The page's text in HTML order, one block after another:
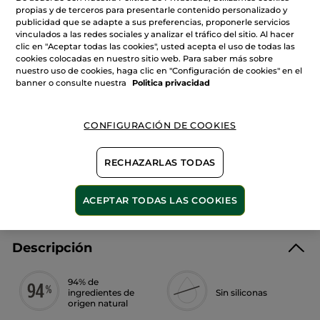
Champú
en
Crema
Ultranutritivo
AÑADIR A MI CESTA
Las promociones o ventajas Yves Rocher son
calculadas en comparación con los Precios tarifa
recomendados (P.T.R.)
VER P.T.R 2026
Descripción
94% de
ingredientes de
origen natural
Sin siliconas
propias y de terceros para presentarle contenido personalizado y
publicidad que se adapte a sus preferencias, proponerle servicios
vinculados a las redes sociales y analizar el tráfico del sitio. Al hacer
clic en "Aceptar todas las cookies", usted acepta el uso de todas las
cookies colocadas en nuestro sitio web. Para saber más sobre
nuestro uso de cookies, haga clic en "Configuración de cookies" en el
banner o consulte nuestra
Politica privacidad
CONFIGURACIÓN DE COOKIES
RECHAZARLAS TODAS
ACEPTAR TODAS LAS COOKIES